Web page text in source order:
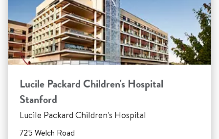
Lucile Packard Children's Hospital
Stanford
Lucile Packard Children's Hospital
725 Welch Road